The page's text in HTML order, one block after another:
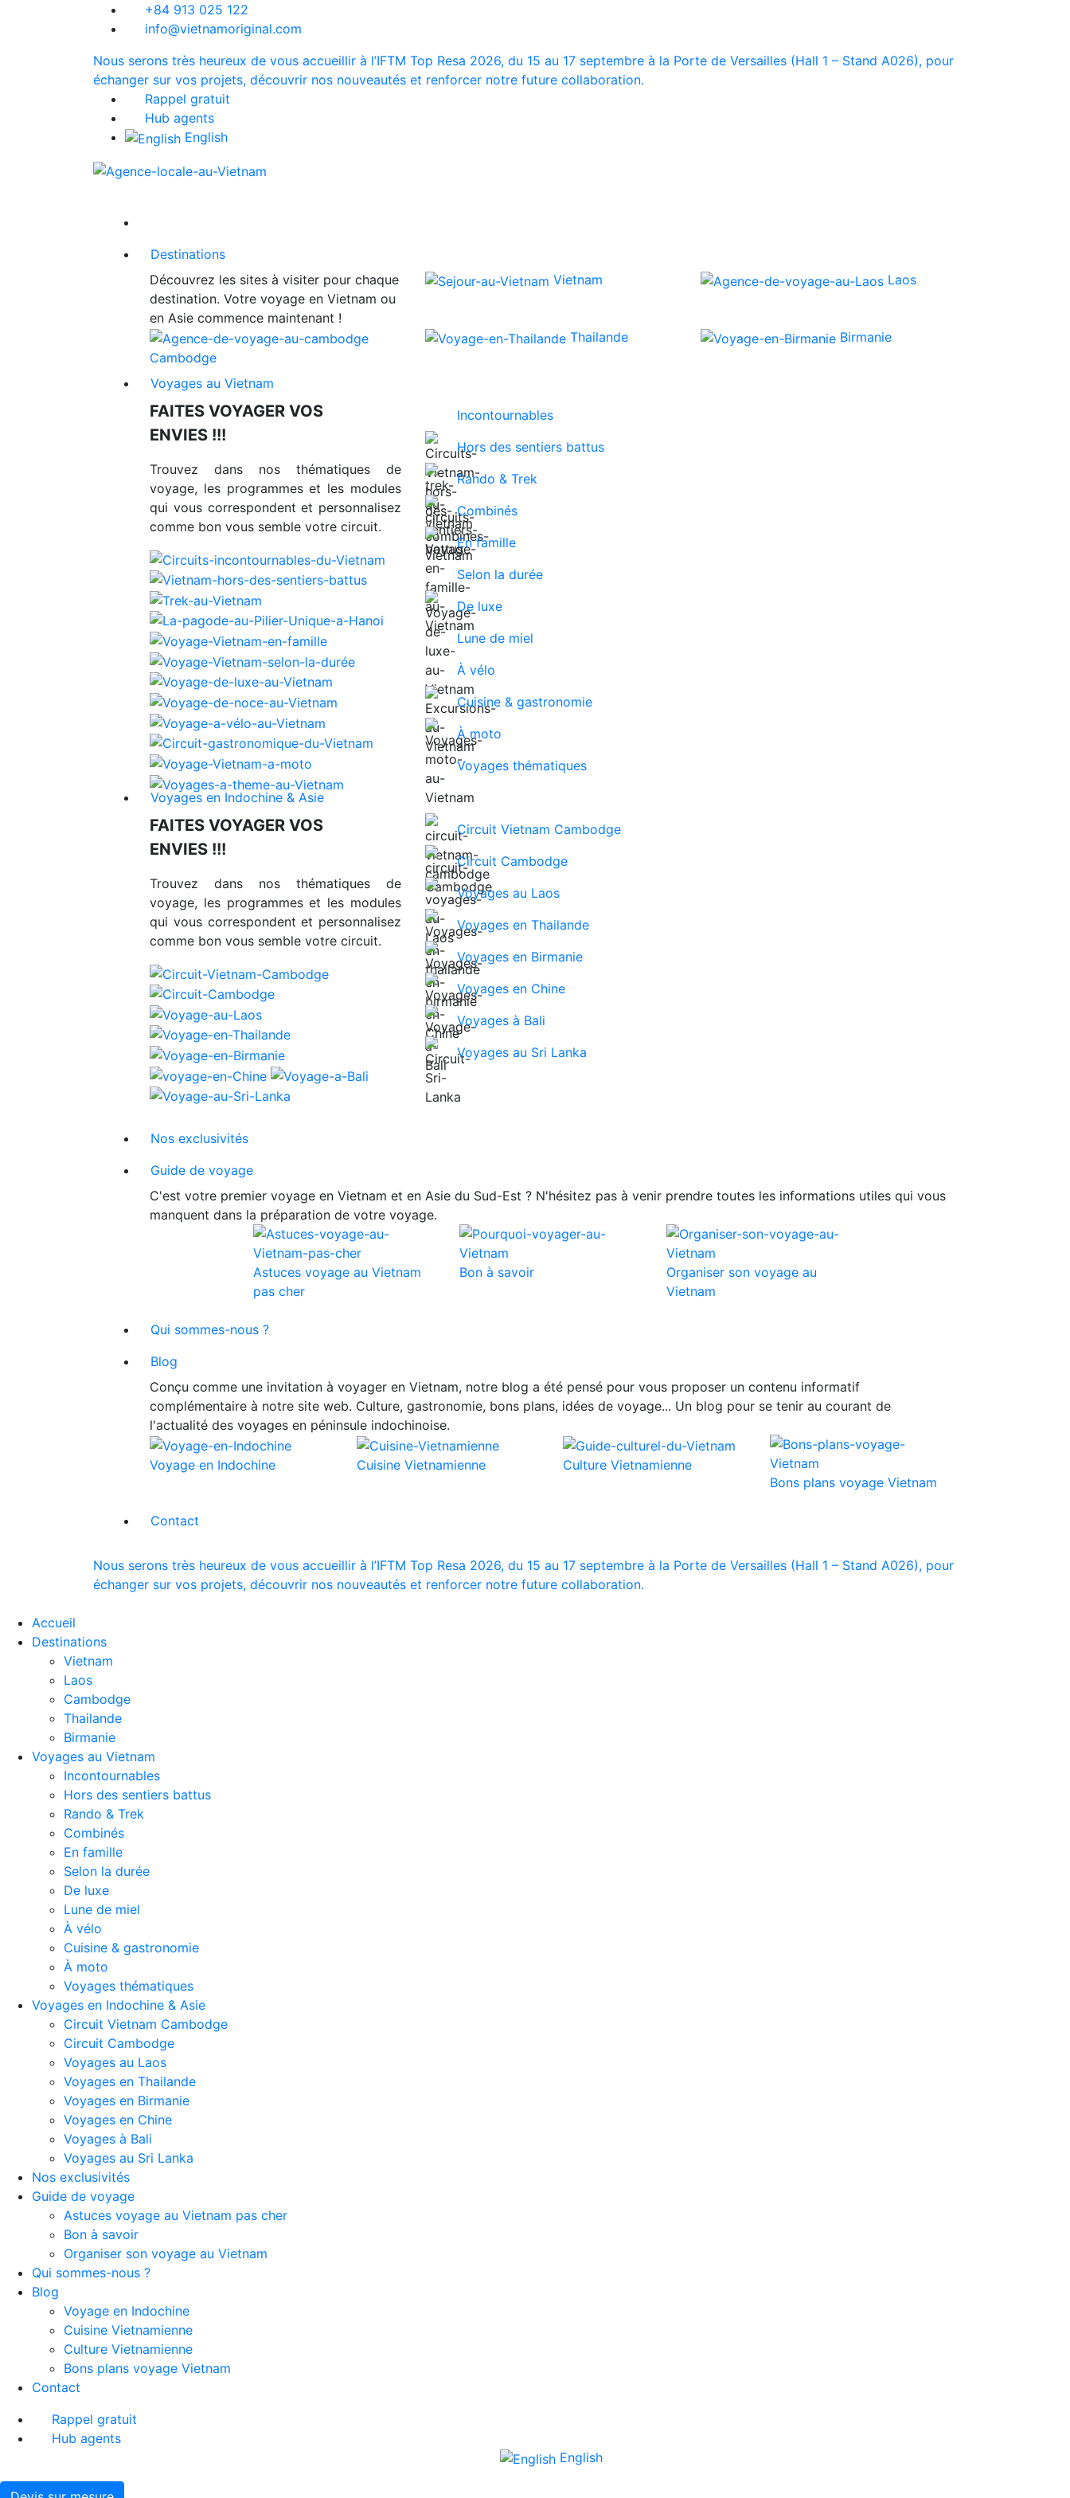
+84 913 025 122
info@vietnamoriginal.com
Nous serons très heureux de vous accueillir à l’IFTM Top Resa 2026, du 15 au 17 septembre à la Porte de Versailles (Hall 1 – Stand A026), pour
échanger sur vos projets, découvrir nos nouveautés et renforcer notre future collaboration.
Rappel gratuit
Hub agents
English
Destinations
Découvrez les sites à visiter pour chaque
destination. Votre voyage en Vietnam ou
en Asie commence maintenant !
Vietnam Laos
Cambodge
Thailande Birmanie
Voyages au Vietnam
FAITES VOYAGER VOS
ENVIES !!!
Trouvez dans nos thématiques de
voyage, les programmes et les modules
qui vous correspondent et personnalisez
comme bon vous semble votre circuit.
Incontournables
Hors des sentiers battus
Rando & Trek
Combinés
En famille
Selon la durée
De luxe
Lune de miel
À vélo
Cuisine & gastronomie
À moto
Voyages thématiques
Voyages en Indochine & Asie
FAITES VOYAGER VOS
ENVIES !!!
Trouvez dans nos thématiques de
voyage, les programmes et les modules
qui vous correspondent et personnalisez
comme bon vous semble votre circuit.
Circuit Vietnam Cambodge
Circuit Cambodge
Voyages au Laos
Voyages en Thailande
Voyages en Birmanie
Voyages en Chine
Voyages à Bali
Voyages au Sri Lanka
Nos exclusivités
Guide de voyage
C'est votre premier voyage en Vietnam et en Asie du Sud-Est ? N'hésitez pas à venir prendre toutes les informations utiles qui vous
manquent dans la préparation de votre voyage.
Astuces voyage au Vietnam
pas cher
Bon à savoir
Organiser son voyage au
Vietnam
Qui sommes-nous ?
Blog
Conçu comme une invitation à voyager en Vietnam, notre blog a été pensé pour vous proposer un contenu informatif
complémentaire à notre site web. Culture, gastronomie, bons plans, idées de voyage... Un blog pour se tenir au courant de
l'actualité des voyages en péninsule indochinoise.
Voyage en Indochine Cuisine Vietnamienne
Culture Vietnamienne
Bons plans voyage Vietnam
Contact
Nous serons très heureux de vous accueillir à l’IFTM Top Resa 2026, du 15 au 17 septembre à la Porte de Versailles (Hall 1 – Stand A026), pour
échanger sur vos projets, découvrir nos nouveautés et renforcer notre future collaboration.
Accueil
Destinations
Vietnam
Laos
Cambodge
Thailande
Birmanie
Voyages au Vietnam
Incontournables
Hors des sentiers battus
Rando & Trek
Combinés
En famille
Selon la durée
De luxe
Lune de miel
À vélo
Cuisine & gastronomie
À moto
Voyages thématiques
Voyages en Indochine & Asie
Circuit Vietnam Cambodge
Circuit Cambodge
Voyages au Laos
Voyages en Thailande
Voyages en Birmanie
Voyages en Chine
Voyages à Bali
Voyages au Sri Lanka
Nos exclusivités
Guide de voyage
Astuces voyage au Vietnam pas cher
Bon à savoir
Organiser son voyage au Vietnam
Qui sommes-nous ?
Blog
Voyage en Indochine
Cuisine Vietnamienne
Culture Vietnamienne
Bons plans voyage Vietnam
Contact
Rappel gratuit
Hub agents
English